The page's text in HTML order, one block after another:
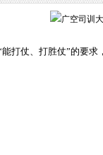
打仗、打胜仗”的要